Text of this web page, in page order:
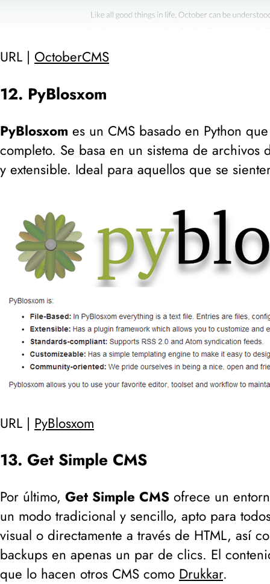
URL | OctoberCMS
12. PyBlosxom
PyBlosxom es un CMS basado en Python
completo. Se basa en un sistema de archivos
y extensible. Ideal para aquellos que se
URL | PyBlosxom
13. Get Simple CMS
Por último, Get Simple CMS ofrece un
un modo tradicional y sencillo, apto para
visual o directamente a través de HTML, así
backups en apenas un par de clics. El
que lo hacen otros CMS como Drukkar.